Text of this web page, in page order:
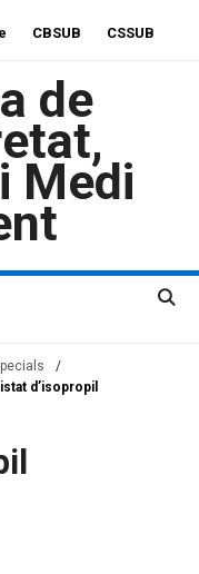
CBSUB CSSUB
de
Medi
/
d’isopropil